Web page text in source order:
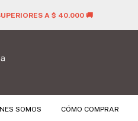
A $ 40.000 🚚
SOMOS CÓMO COMPRAR